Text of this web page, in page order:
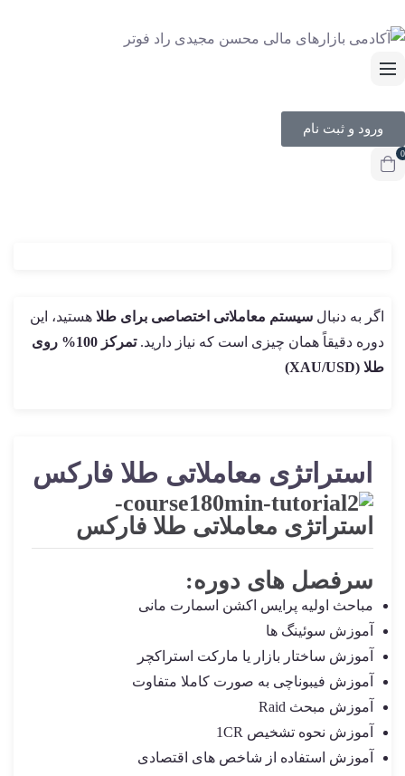
ورود و ثبت نام
0
اگر به دنبال سیستم معاملاتی اختصاصی برای طلا هستید، این
دوره دقیقاً همان چیزی است که نیاز دارید.
تمرکز 100% روی
طلا (XAU/USD)
استراتژی معاملاتی طلا فارکس
سرفصل های دوره:
مباحث اولیه پرایس اکشن اسمارت مانی
آموزش سوئینگ ها
آموزش ساختار بازار یا مارکت استراکچر
آموزش فیبوناچی به صورت کاملا متفاوت
آموزش مبحث Raid
آموزش نحوه تشخیص 1CR
آموزش استفاده از شاخص های اقتصادی